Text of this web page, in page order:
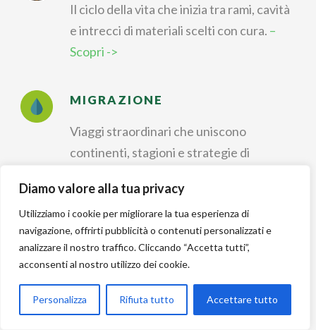
Diamo valore alla tua privacy
Utilizziamo i cookie per migliorare la tua esperienza di
navigazione, offrirti pubblicità o contenuti personalizzati e
analizzare il nostro traffico. Cliccando “Accetta tutti”,
acconsenti al nostro utilizzo dei cookie.
Personalizza Rifiuta tutto Accettare tutto
Il ciclo della vita che inizia tra rami, cavità
e intrecci di materiali scelti con cura. –
Scopri ->
MIGRAZIONE
Viaggi straordinari che uniscono
continenti, stagioni e strategie di
IDENTIFICAZIONE
Riconoscere forme, colori e canti per
incontro nella natura.
– Scopri ->